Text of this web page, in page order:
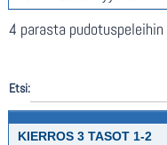
4 parasta pudotuspeleihin
Etsi:
KIERROS 3 TASOT 1-2